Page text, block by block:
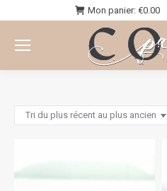
Mon panier: €0.00